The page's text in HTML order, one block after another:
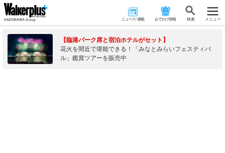
ニュース･連載 おでかけ情報 検 索 メニュー
【臨港パーク席と宿泊ホテルがセット】
花火を間近で堪能できる！「みなとみらいフェスティバ
ル」鑑賞ツアーを販売中